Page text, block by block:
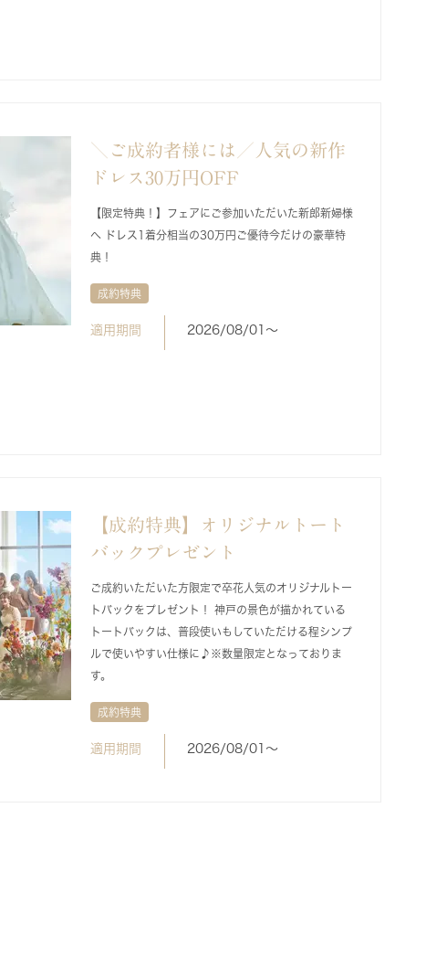
＼ご成約者様には／人気の新作
ドレス30万円OFF
【限定特典！】フェアにご参加いただいた新郎新婦様
へ ドレス1着分相当の30万円ご優待今だけの豪華特
典！
成約特典
適用期間 2026/08/01〜
【成約特典】オリジナルトート
バックプレゼント
ご成約いただいた方限定で卒花人気のオリジナルトー
トバックをプレゼント！ 神戸の景色が描かれている
トートバックは、普段使いもしていただける程シンプ
ルで使いやすい仕様に♪※数量限定となっておりま
す。
成約特典
適用期間 2026/08/01〜